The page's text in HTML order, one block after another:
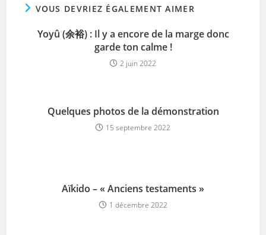
VOUS DEVRIEZ ÉGALEMENT AIMER
Yoyû (余裕) : Il y a encore de la marge donc
garde ton calme !
2 juin 2022
Quelques photos de la démonstration
15 septembre 2022
Aïkido – « Anciens testaments »
1 décembre 2022